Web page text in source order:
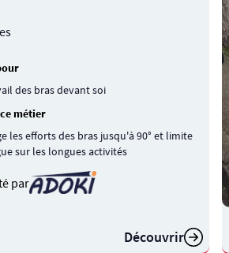
des bras devant soi
métier
les efforts des bras jusqu'à 90° et limite
sur les longues activités
par
Découvrir